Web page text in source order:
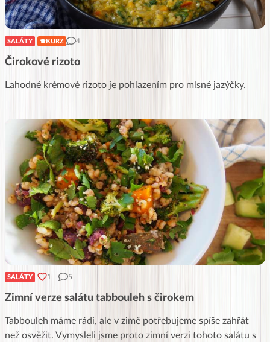
SALÁTY KURZ 4
Čirokové rizoto
Lahodné krémové rizoto je pohlazením pro mlsné jazýčky.
SALÁTY 1 5
Zimní verze salátu tabbouleh s čirokem
Tabbouleh máme rádi, ale v zimě potřebujeme spíše zahřát
než osvěžit. Vymysleli jsme proto zimní verzi tohoto salátu s